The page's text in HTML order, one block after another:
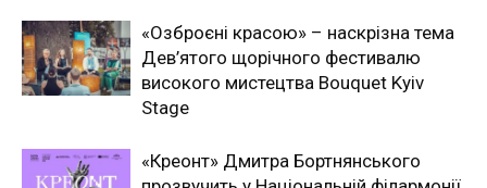
«Озброєні красою» – наскрізна тема
Дев’ятого щорічного фестивалю
високого мистецтва Bouquet Kyiv
Stage
«Креонт» Дмитра Бортнянського